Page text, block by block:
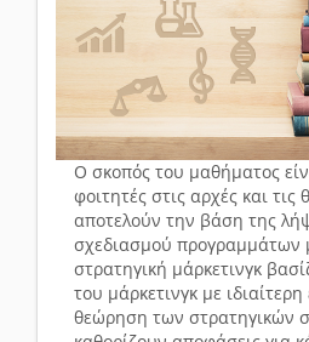
Ο σκοπός του μαθήματος
φοιτητές στις αρχές και τις
αποτελούν την βάση της
σχεδιασμού προγραμμάτων
στρατηγική μάρκετινγκ
του μάρκετινγκ με
θεώρηση των στρατηγικών